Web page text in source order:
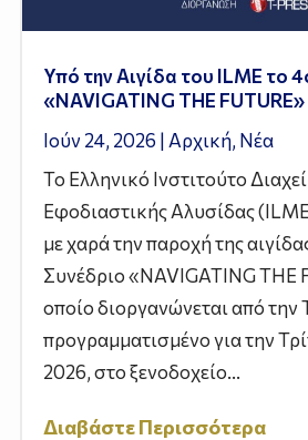
Υπό την Αιγίδα του ILME το
«NAVIGATING THE FUTURE»
Ιούν 24, 2026 | Αρχική, Νέα
Το Ελληνικό Ινστιτούτο
Εφοδιαστικής Αλυσίδας
με χαρά την παροχή της
Συνέδριο «NAVIGATING THE
οποίο διοργανώνεται από την
προγραμματισμένο για την
2026, στο ξενοδοχείο...
Διαβάστε Περισσότερα